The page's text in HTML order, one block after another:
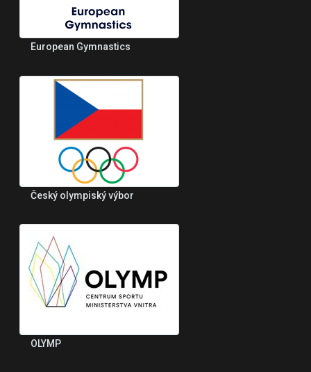
European Gymnastics
Český olympiský výbor
OLYMP